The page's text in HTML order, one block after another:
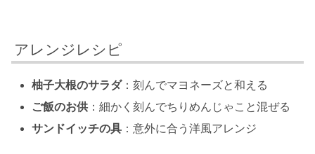
アレンジレシピ
柚子大根のサラダ：刻んでマヨネーズと和える
ご飯のお供 ：細かく刻んでちりめんじゃこと混ぜる
サンドイッチの具 ：意外に合う洋風アレンジ